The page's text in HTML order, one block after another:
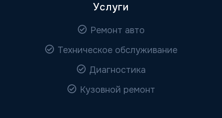
Услуги
Ремонт авто
Техническое обслуживание
Диагностика
Кузовной ремонт